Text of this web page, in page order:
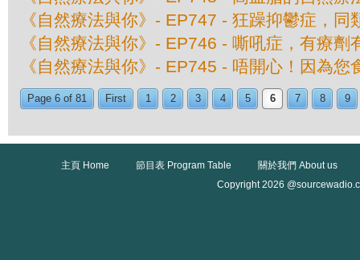
《自然療法與你》- EP747 - 狂躁抑鬱症，同
《自然療法與你》- EP746 - 嘶吼症，有療劑
《自然療法與你》- EP745 - 唔開心！因為您
Page 6 of 81 First 1 2 3 4 5 6 7 8 9
主頁 Home 節目表 Program Table
關於我們 About us
Copyright 2026